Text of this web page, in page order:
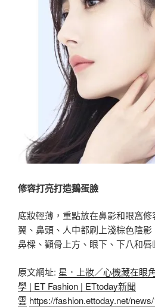
修容打亮打造鵝蛋臉
底妝輕薄，重點放在鼻影和眼窩
翼、鼻頭、人中都刷上淺棕色陰
鼻樑、顴骨上方、眼下、下八和唇
原文網址: 星．上妝／心機藏在眼
學 | ET Fashion | ETtoday新聞
雲 https://fashion.ettoday.net/